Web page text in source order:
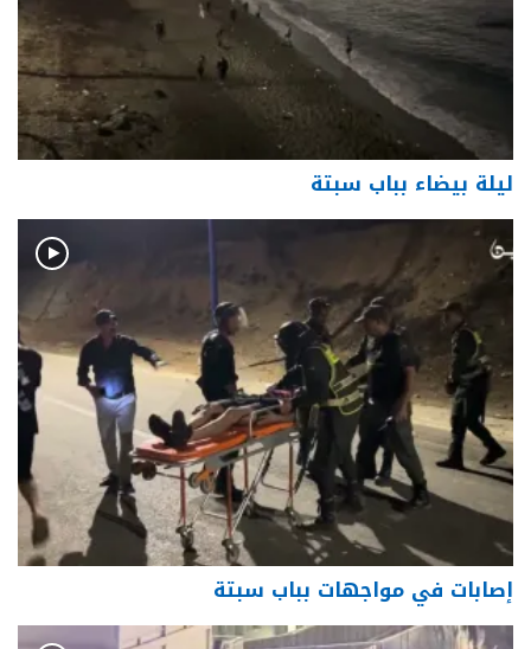
ليلة بيضاء بباب سبتة
إصابات في مواجهات بباب سبتة